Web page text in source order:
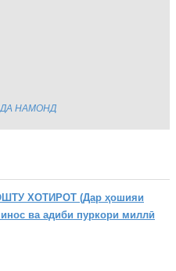
НАМОНД
ХОТИРОТ (Дар ҳошияи
ва адиби пуркори миллӣ